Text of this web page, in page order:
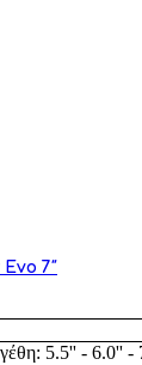
7″
5.5'' - 6.0'' -